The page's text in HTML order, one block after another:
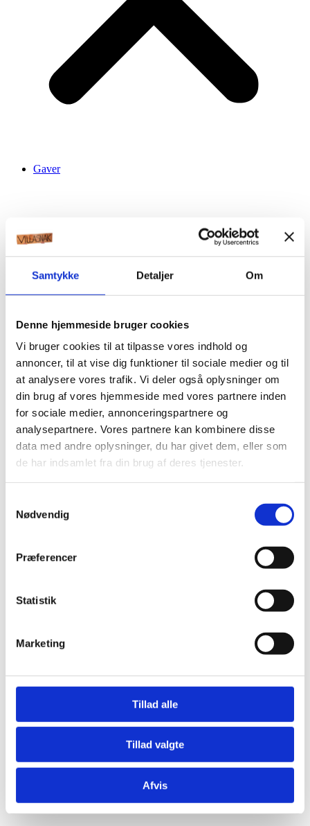
Samtykke Detaljer Om
Denne hjemmeside bruger cookies
Vi bruger cookies til at tilpasse vores indhold og
annoncer, til at vise dig funktioner til sociale medier og til
at analysere vores trafik. Vi deler også oplysninger om
din brug af vores hjemmeside med vores partnere inden
for sociale medier, annonceringspartnere og
analysepartnere. Vores partnere kan kombinere disse
data med andre oplysninger, du har givet dem, eller som
de har indsamlet fra din brug af deres tjenester.
Nødvendig
Præferencer
Statistik
Marketing
Tillad alle
Tillad valgte
Afvis
Gaver
Krystaller